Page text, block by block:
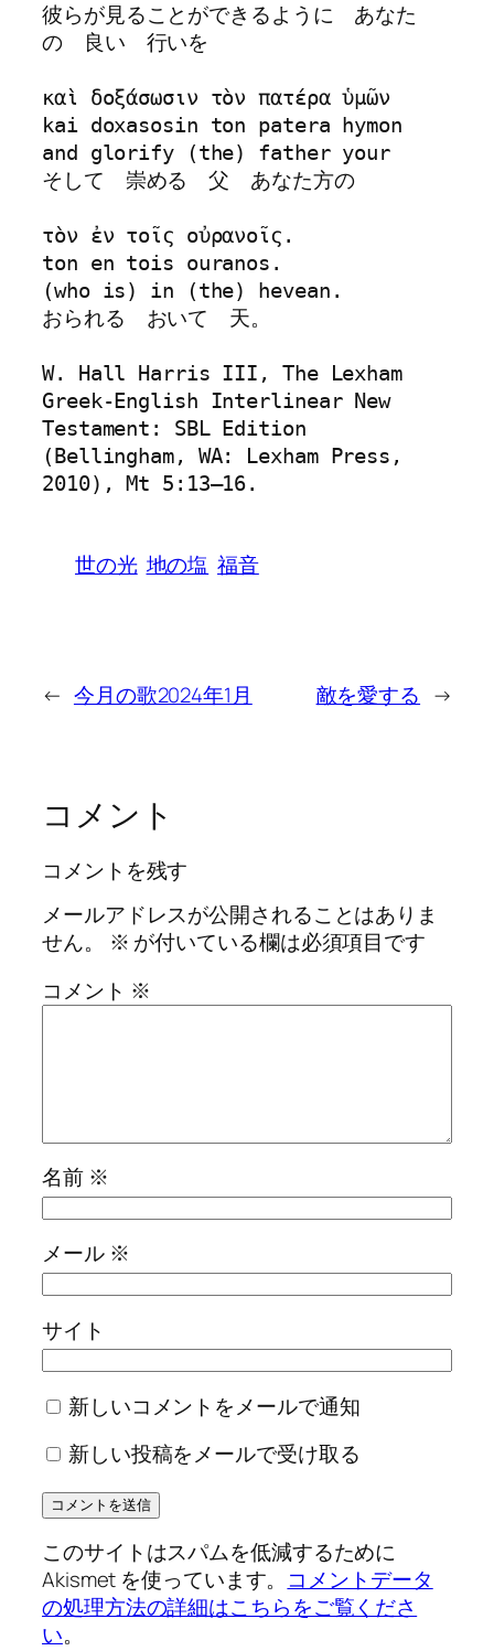
彼らが見ることができるように　あなた
の　良い　行いを
καὶ δοξάσωσιν τὸν πατέρα ὑμῶν
kai doxasosin ton patera hymon
and glorify (the) father your
そして　崇める　父　あなた方の
τὸν ἐν τοῖς οὐρανοῖς.
ton en tois ouranos.
(who is) in (the) hevean.
おられる　おいて　天。
W. Hall Harris III, The Lexham
Greek-English Interlinear New
Testament: SBL Edition
(Bellingham, WA: Lexham Press,
2010), Mt 5:13–16.
世の光 地の塩 福音
← 今月の歌2024年1月 敵を愛する →
コメント
コメントを残す
メールアドレスが公開されることはありま
せん。
※ が付いている欄は必須項目です
コメント ※
名前 ※
メール ※
サイト
新しいコメントをメールで通知
新しい投稿をメールで受け取る
このサイトはスパムを低減するために
Akismet を使っています。 コメントデータ
の処理方法の詳細はこちらをご覧くださ
い。